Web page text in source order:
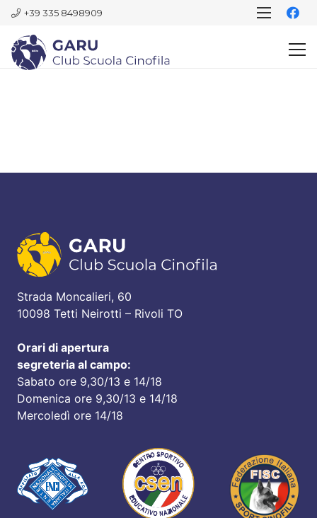
+39 335 8498909
Strada Moncalieri, 60
10098 Tetti Neirotti – Rivoli TO
Orari di apertura
segreteria al campo:
Sabato ore 9,30/13 e 14/18
Domenica ore 9,30/13 e 14/18
Mercoledì ore 14/18